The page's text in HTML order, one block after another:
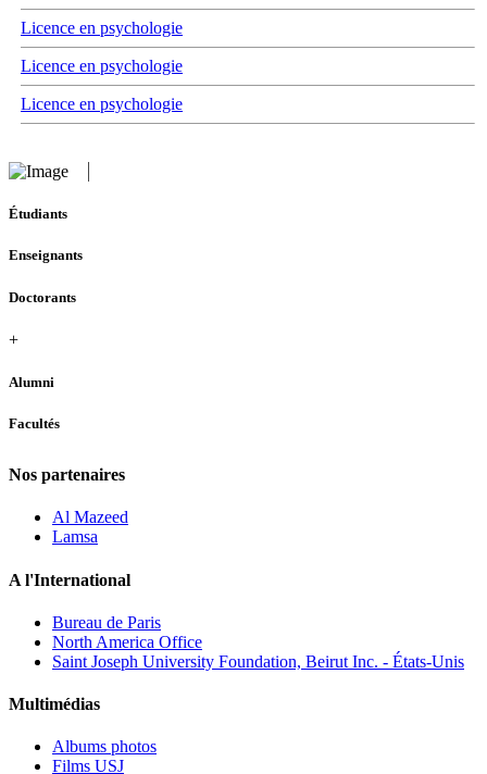
Licence en psychologie
Licence en psychologie
Licence en psychologie
Étudiants
Enseignants
Doctorants
+
Alumni
Facultés
Nos partenaires
Al Mazeed
Lamsa
A l'International
Bureau de Paris
North America Office
Saint Joseph University Foundation, Beirut Inc. - États-Unis
Multimédias
Albums photos
Films USJ